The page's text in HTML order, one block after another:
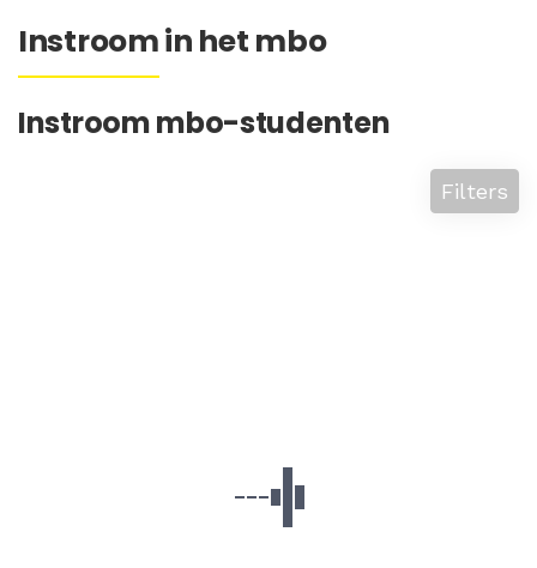
Instroom in het mbo
Instroom mbo-studenten
Filters